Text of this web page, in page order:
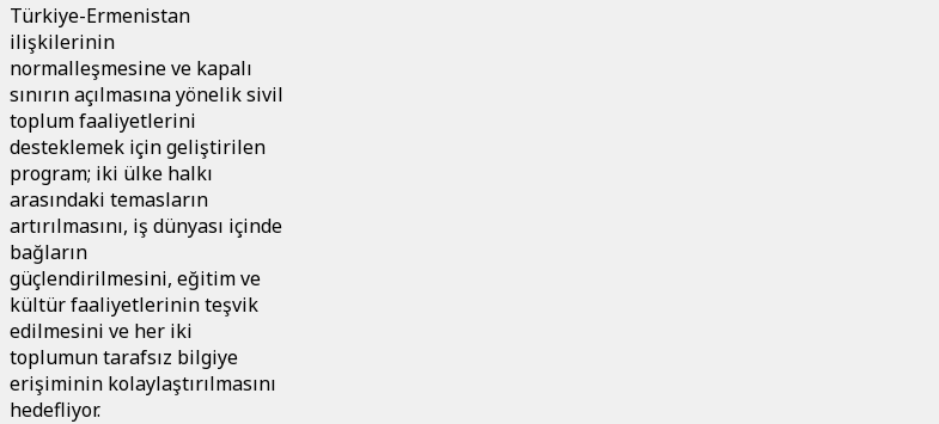
Türkiye-Ermenistan
ilişkilerinin
normalleşmesine ve kapalı
sınırın açılmasına yönelik sivil
toplum faaliyetlerini
desteklemek için geliştirilen
program; iki ülke halkı
arasındaki temasların
artırılmasını, iş dünyası içinde
bağların
güçlendirilmesini, eğitim ve
kültür faaliyetlerinin teşvik
edilmesini ve her iki
toplumun tarafsız bilgiye
erişiminin kolaylaştırılmasını
hedefliyor.